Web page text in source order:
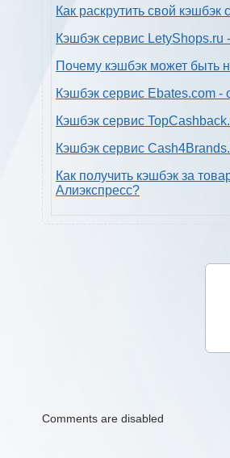
Как раскрутить свой кэшбэк
Кэшбэк сервис LetyShops.ru
Почему кэшбэк может быть
Кэшбэк сервис Ebates.com -
Кэшбэк сервис
Кэшбэк сервис
Как получить кэшбэк за
Алиэкспресс?
Comments are disabled